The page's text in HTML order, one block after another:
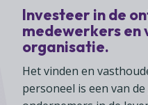
Franchise
Innovatie
Klanten
Ondernemerschap
Biologische
Drogisterijen
Advies overzicht
Bedrijfsjuridisch
Bedrijfseconomisch
Franchise advies
Vakcentrum
Vakcentrum Expertise
Belangenbehartiging
Advies
Over Vakcentrum
Over Vakcentrum
Investeer in de
medewerkers en
organisatie.
Het vinden en
personeel is een van